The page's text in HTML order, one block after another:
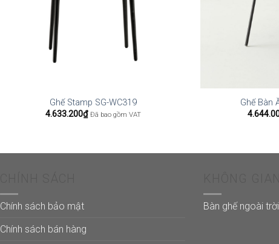
Ghế Stamp SG-WC319
4.633.200₫ Đã bao gồm VAT
Ghế Bàn
Chính sách bảo mật
Chính sách bán hàng
Bàn ghế ngoài trời